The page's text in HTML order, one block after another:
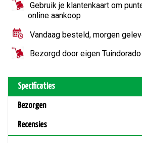
Gebruik je klantenkaart om
online aankoop
Vandaag besteld, morgen
Bezorgd door eigen
Specificaties
Bezorgen
Recensies